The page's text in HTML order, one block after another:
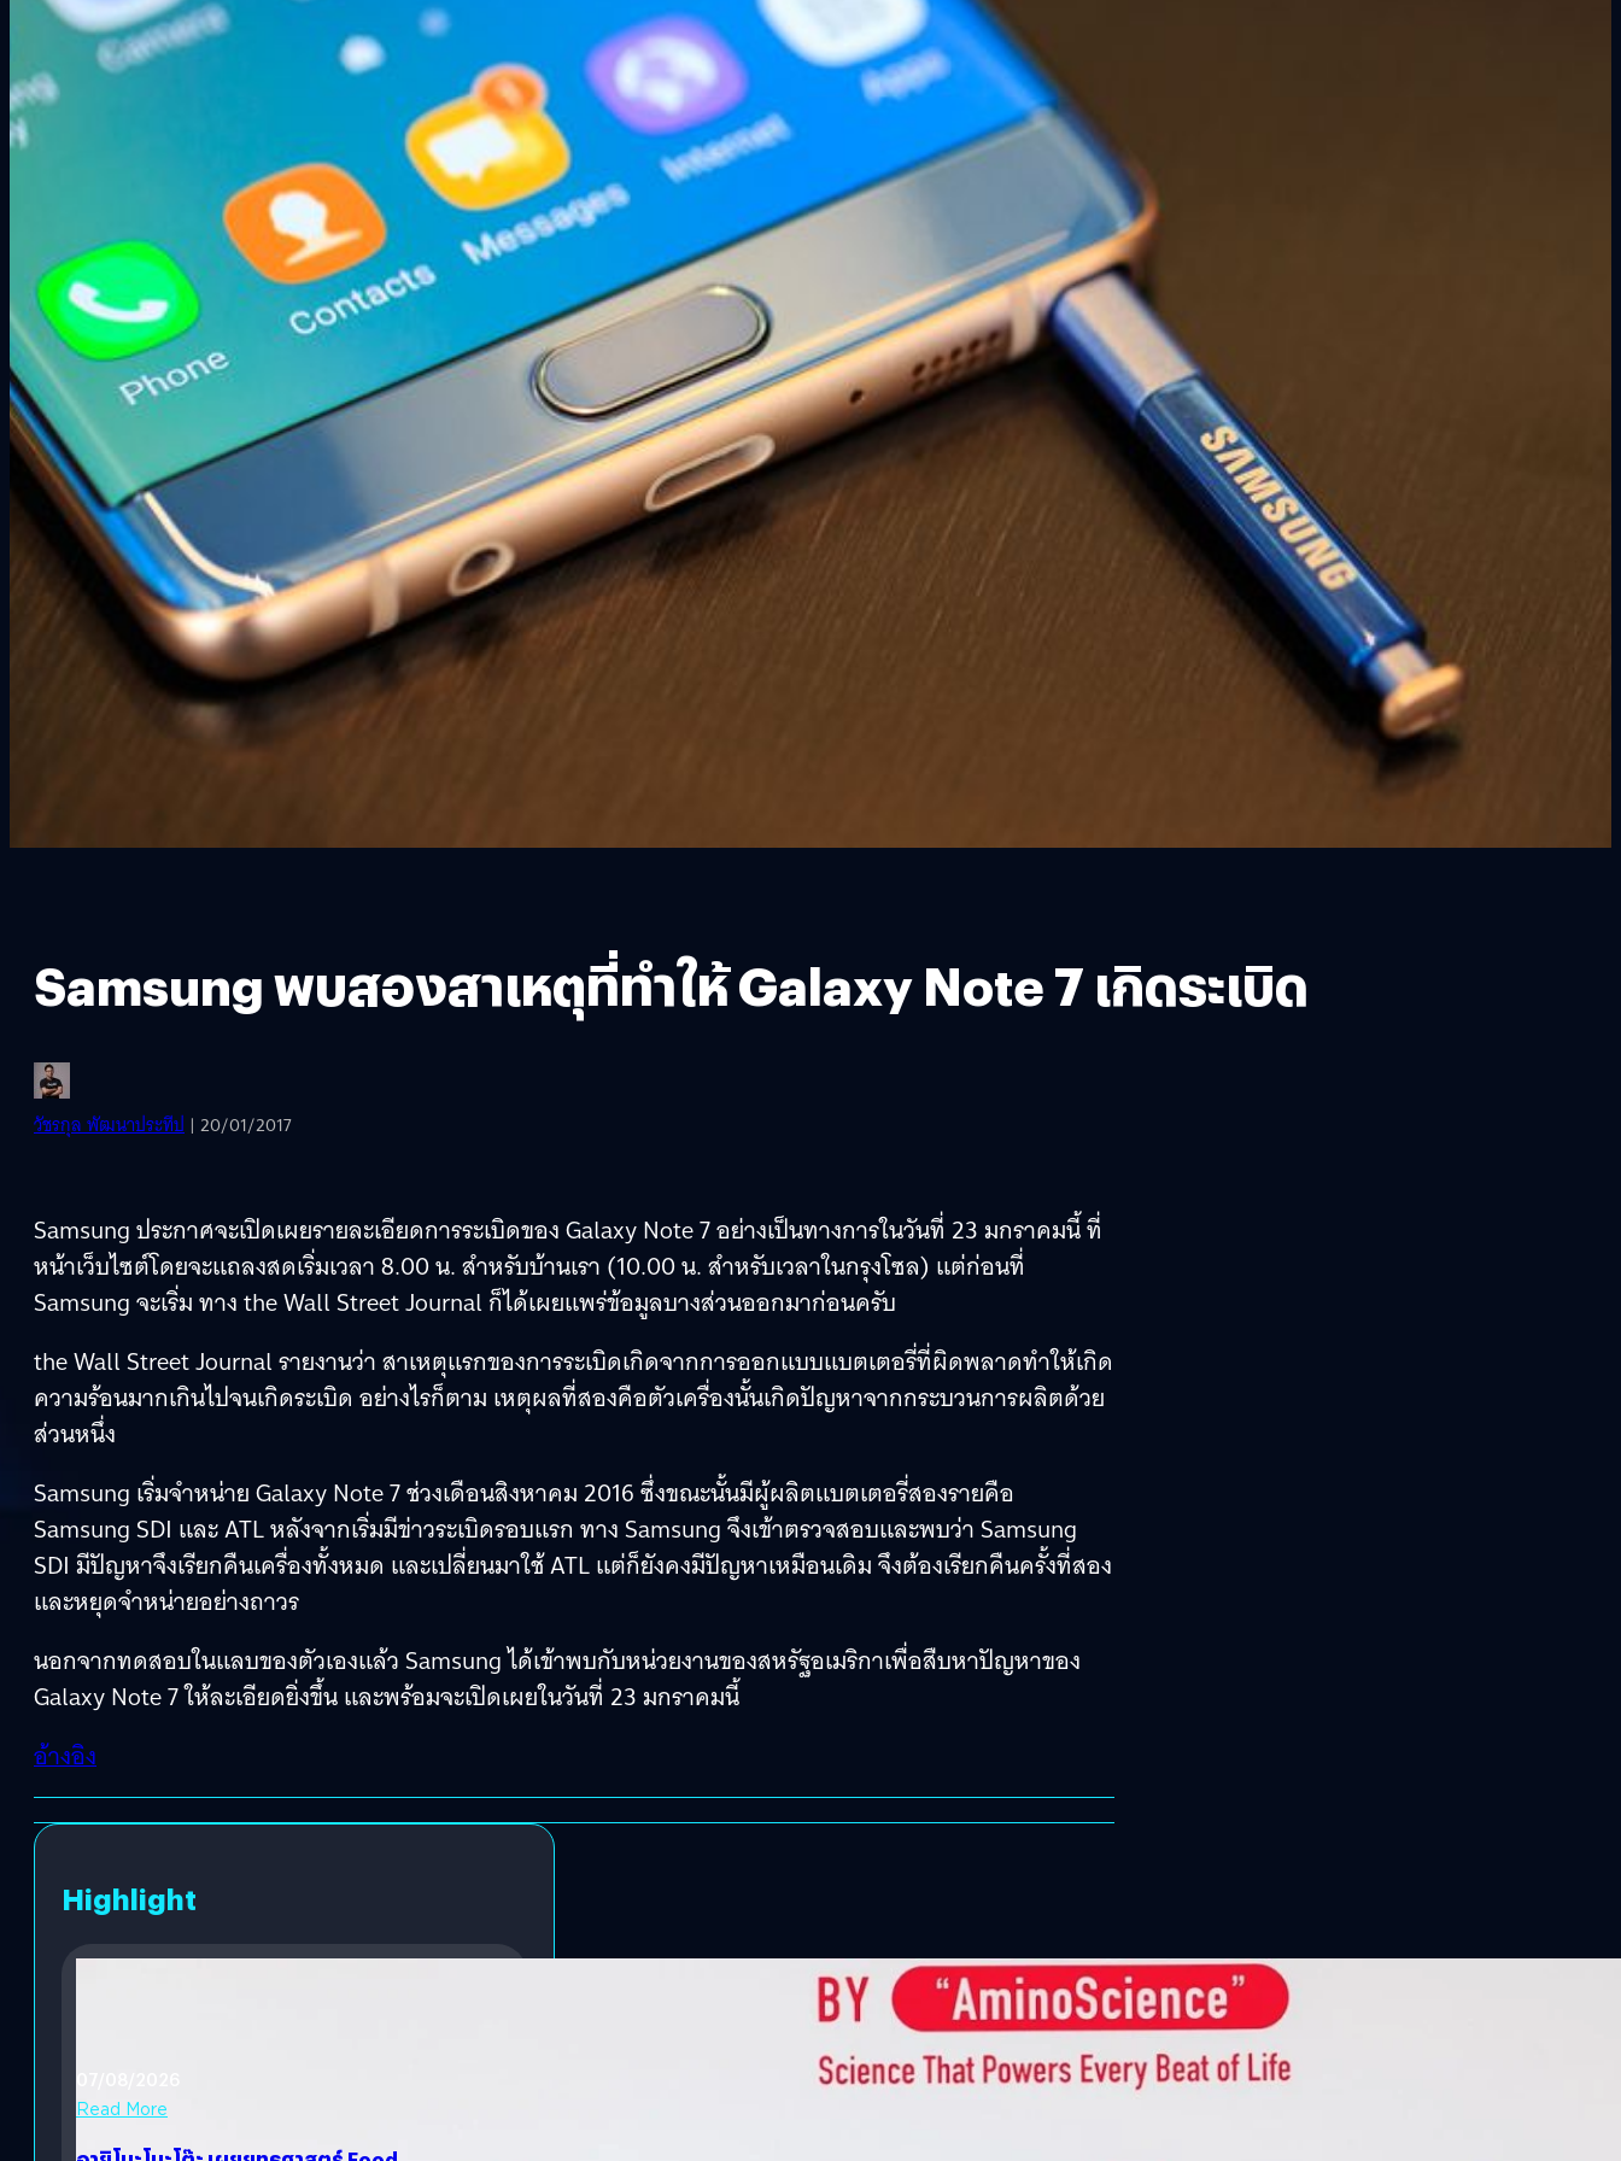
Samsung พบสองสาเหตุที่ทำให้ Galaxy Note 7 เกิดระเบิด
วัชรกุล พัฒนาประทีป | 20/01/2017
Samsung ประกาศจะเปิดเผยรายละเอียดการระเบิดของ Galaxy Note 7 อย่างเป็นทางการในวันที่ 23 มกราคมนี้ ที่
หน้าเว็บไซต์โดยจะแถลงสดเริ่มเวลา 8.00 น. สำหรับบ้านเรา (10.00 น. สำหรับเวลาในกรุงโซล) แต่ก่อนที่
Samsung จะเริ่ม ทาง the Wall Street Journal ก็ได้เผยแพร่ข้อมูลบางส่วนออกมาก่อนครับ
the Wall Street Journal รายงานว่า สาเหตุแรกของการระเบิดเกิดจากการออกแบบแบตเตอรี่ที่ผิดพลาดทำให้เกิด
ความร้อนมากเกินไปจนเกิดระเบิด อย่างไรก็ตาม เหตุผลที่สองคือตัวเครื่องนั้นเกิดปัญหาจากกระบวนการผลิตด้วย
ส่วนหนึ่ง
Samsung เริ่มจำหน่าย Galaxy Note 7 ช่วงเดือนสิงหาคม 2016 ซึ่งขณะนั้นมีผู้ผลิตแบตเตอรี่สองรายคือ
Samsung SDI และ ATL หลังจากเริ่มมีข่าวระเบิดรอบแรก ทาง Samsung จึงเข้าตรวจสอบและพบว่า Samsung
SDI มีปัญหาจึงเรียกคืนเครื่องทั้งหมด และเปลี่ยนมาใช้ ATL แต่ก็ยังคงมีปัญหาเหมือนเดิม จึงต้องเรียกคืนครั้งที่สอง
และหยุดจำหน่ายอย่างถาวร
นอกจากทดสอบในแลบของตัวเองแล้ว Samsung ได้เข้าพบกับหน่วยงานของสหรัฐอเมริกาเพื่อสืบหาปัญหาของ
Galaxy Note 7 ให้ละเอียดยิ่งขึ้น และพร้อมจะเปิดเผยในวันที่ 23 มกราคมนี้
อ้างอิง
Highlight
Read More